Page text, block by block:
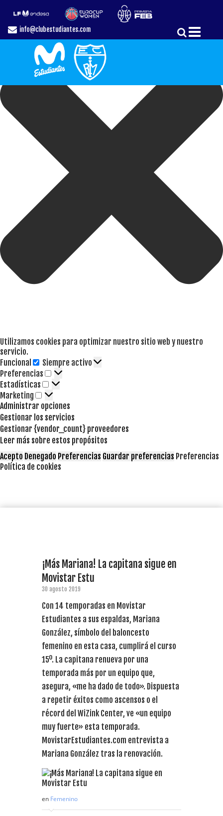
Gestionar el Consentimiento de las Cookies
Utilizamos cookies para optimizar nuestro sitio web y nuestro
servicio.
Funcional
Funcional
Siempre activo
Preferencias
Preferencias
Estadísticas Estadísticas
Marketing Marketing
Administrar opciones
Gestionar los servicios
Gestionar {vendor_count} proveedores
Leer más sobre estos propósitos
Acepto Denegado Preferencias Guardar preferencias Preferencias
Política de cookies
info@clubestudiantes.com
¡Más Mariana! La capitana sigue en
Movistar Estu
30 agosto 2019
Con 14 temporadas en Movistar
Estudiantes a sus espaldas, Mariana
González, símbolo del baloncesto
femenino en esta casa, cumplirá el curso
15º. La capitana renueva por una
temporada más por un equipo que,
asegura, «me ha dado de todo». Dispuesta
a repetir éxitos como ascensos o el
récord del WiZink Center, ve «un equipo
muy fuerte» esta temporada.
MovistarEstudiantes.com entrevista a
Mariana González tras la renovación.
en Femenino